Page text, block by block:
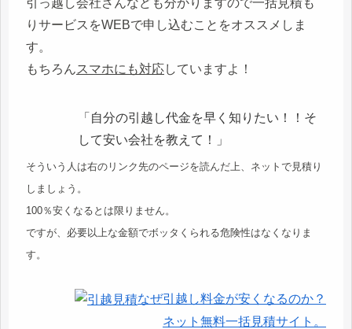
引っ越し会社さんなども分かりますので一括見積も
りサービスをWEBで申し込むことをオススメしま
す。
もちろんスマホにも対応していますよ！
「自分の引越し代金を早く知りたい！！そ
して安い会社を教えて！」
そういう人は右のリンク先のページを読んだ上、ネットで見積り
しましょう。
100％安くなるとは限りません。
ですが、必要以上な金額でボッタくられる危険性はなくなりま
す。
なぜ引越し料金が安くなるのか？
ネット無料一括見積サイト。